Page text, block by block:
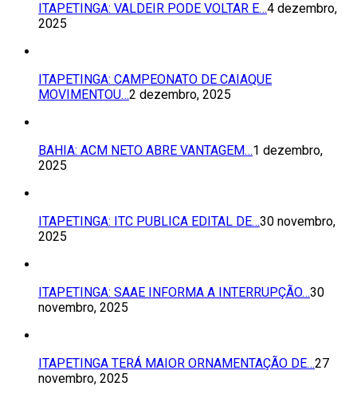
ITAPETINGA: VALDEIR PODE VOLTAR E…4 dezembro,
2025
ITAPETINGA: CAMPEONATO DE CAIAQUE
MOVIMENTOU…2 dezembro, 2025
BAHIA: ACM NETO ABRE VANTAGEM…1 dezembro,
2025
ITAPETINGA: ITC PUBLICA EDITAL DE…30 novembro,
2025
ITAPETINGA: SAAE INFORMA A INTERRUPÇÃO…30
novembro, 2025
ITAPETINGA TERÁ MAIOR ORNAMENTAÇÃO DE…27
novembro, 2025